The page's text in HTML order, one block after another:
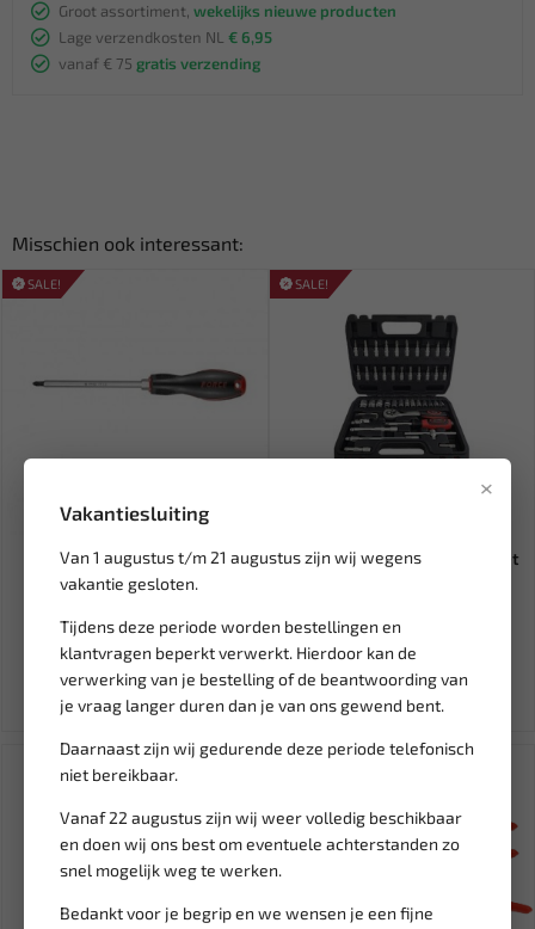
×
Vakantiesluiting
Van 1 augustus t/m 21 augustus zijn wij wegens
vakantie gesloten.
Tijdens deze periode worden bestellingen en
klantvragen beperkt verwerkt. Hierdoor kan de
verwerking van je bestelling of de beantwoording van
je vraag langer duren dan je van ons gewend bent.
Daarnaast zijn wij gedurende deze periode telefonisch
niet bereikbaar.
Vanaf 22 augustus zijn wij weer volledig beschikbaar
en doen wij ons best om eventuele achterstanden zo
snel mogelijk weg te werken.
Bedankt voor je begrip en we wensen je een fijne
Groot assortiment, wekelijks nieuwe producten
Lage verzendkosten NL € 6,95
vanaf € 75 gratis verzending
Misschien ook interessant:
SALE!
Leverbaar
FORCE Pozidriv
schroevendraaier PZ.3 7123
9,67
11,37
Ex. btw: € 7,99
SALE!
WEBER TOOLS 1/4" Doppenset
30,80
Ex. btw: € 25,46
SALE!